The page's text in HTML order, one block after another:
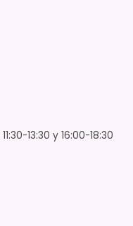
13:30 y 16:00-18:30